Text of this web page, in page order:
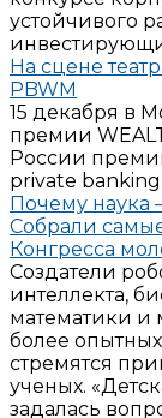
устойчивого
На сцене
PBWM
15 декабря в
премии
России
private
Почему наука
Собрали
Конгресса
Создатели
интеллекта,
математики и
более
стремятся
ученых.
задалась